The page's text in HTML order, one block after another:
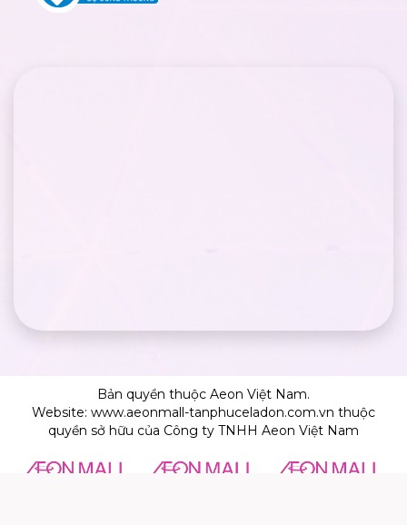
Bản quyền thuộc Aeon Việt Nam.
Website: www.aeonmall-tanphuceladon.com.vn thuộc
quyền sở hữu của Công ty TNHH Aeon Việt Nam